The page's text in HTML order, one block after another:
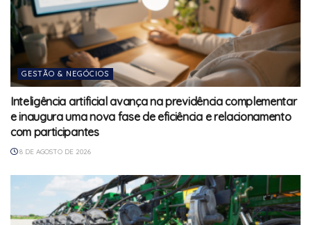
GESTÃO & NEGÓCIOS
Inteligência artificial avança na previdência complementar
e inaugura uma nova fase de eficiência e relacionamento
com participantes
8 DE AGOSTO DE 2026